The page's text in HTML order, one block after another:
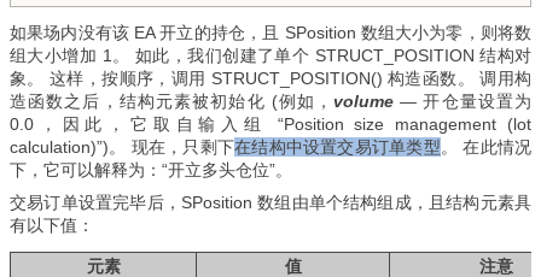
如果场内没有该 EA 开立的持仓，且 SPosition 数组大小为零，则将数
组大小增加 1。 如此，我们创建了单个 STRUCT_POSITION 结构对
象。 这样，按顺序，调用 STRUCT_POSITION() 构造函数。 调用构
造函数之后，结构元素被初始化 (例如，volume — 开仓量设置为
0.0 ，因此，它取自输入组 “Position size management (lot
calculation)”)。 现在，只剩下在结构中设置交易订单类型。 在此情况
下，它可以解释为：“开立多头仓位”。
交易订单设置完毕后， SPosition 数组由单个结构组成，且结构元素具
有以下值：
元素 值 注意